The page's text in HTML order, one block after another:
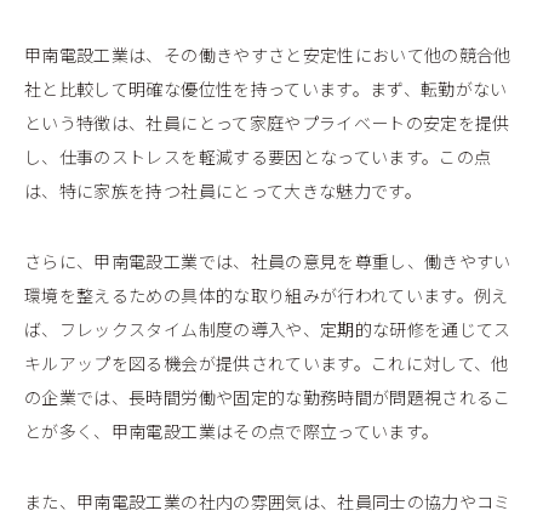
甲南電設工業は、その働きやすさと安定性において他の競合他
社と比較して明確な優位性を持っています。まず、転勤がない
という特徴は、社員にとって家庭やプライベートの安定を提供
し、仕事のストレスを軽減する要因となっています。この点
は、特に家族を持つ社員にとって大きな魅力です。
さらに、甲南電設工業では、社員の意見を尊重し、働きやすい
環境を整えるための具体的な取り組みが行われています。例え
ば、フレックスタイム制度の導入や、定期的な研修を通じてス
キルアップを図る機会が提供されています。これに対して、他
の企業では、長時間労働や固定的な勤務時間が問題視されるこ
とが多く、甲南電設工業はその点で際立っています。
また、甲南電設工業の社内の雰囲気は、社員同士の協力やコミ